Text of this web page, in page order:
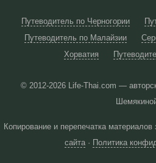
Путеводитель по Черногории
Путеводитель по Малайзии
Хорватия
© 2012-2026
Life-Thai.com —
Копирование и перепечатка материалов
сайта· Политика